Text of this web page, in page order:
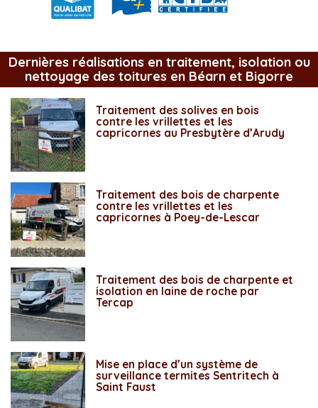
Dernières réalisations en traitement, isolation ou
nettoyage des toitures en Béarn et Bigorre
Traitement des solives en bois
contre les vrillettes et les
capricornes au Presbytère d’Arudy
Traitement des bois de charpente
contre les vrillettes et les
capricornes à Poey-de-Lescar
Traitement des bois de charpente et
isolation en laine de roche par
Tercap
Mise en place d’un système de
surveillance termites Sentritech à
Saint Faust